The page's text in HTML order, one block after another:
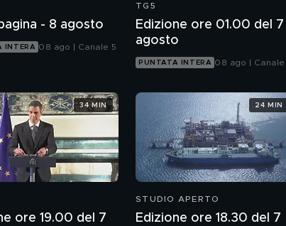
- 8 agosto
INTERA 08 ago | Canale 5
TG5
Edizione ore 01.00 del 7
agosto
PUNTATA INTERA 08 ago | Canale
ore 19.00 del 7
34 MIN
STUDIO APERTO
Edizione ore 18.30 del 7
24 MIN